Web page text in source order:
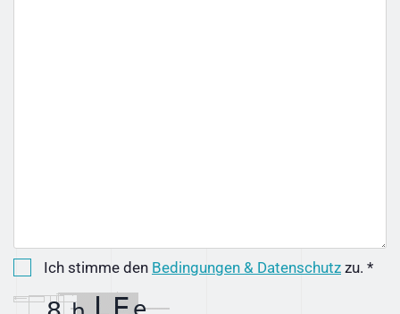
Ich stimme den Bedingungen & Datenschutz zu. *